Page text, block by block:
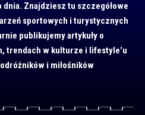
Znajdziesz tu szczegółowe
sportowych i turystycznych
publikujemy artykuły o
trendach w kulturze i lifestyle’u
i miłośników